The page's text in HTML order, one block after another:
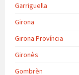
Garriguella
Girona
Girona Província
Gironès
Gombrèn